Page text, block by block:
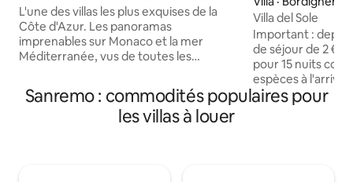
Carlo, Monaco
L'une des villas les plus exquises de la
Côte d'Azur. Les panoramas
imprenables sur Monaco et la mer
Méditerranée, vus de toutes les
extérieur avec l'immense jardin et la
piscine feront de votre séjour un
moment inoubliable ! Les équipements
Villa del Sole
Important :
de séjour de 2 €/
pour 15 nuits
espèces à
appartement
familiale
Sanremo : commodités populaires pour
les villas à louer